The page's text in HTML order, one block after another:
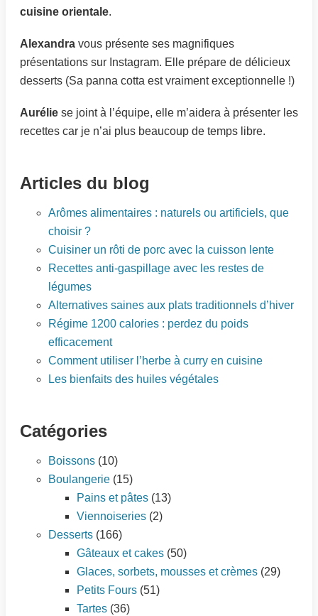
cuisine orientale.
Alexandra vous présente ses magnifiques
présentations sur Instagram. Elle prépare de délicieux
desserts (Sa panna cotta est vraiment exceptionnelle !)
Aurélie se joint à l’équipe, elle m’aidera à présenter les
recettes car je n’ai plus beaucoup de temps libre.
Articles du blog
Arômes alimentaires : naturels ou artificiels, que
choisir ?
Cuisiner un rôti de porc avec la cuisson lente
Recettes anti-gaspillage avec les restes de
légumes
Alternatives saines aux plats traditionnels d’hiver
Régime 1200 calories : perdez du poids
efficacement
Comment utiliser l’herbe à curry en cuisine
Les bienfaits des huiles végétales
Catégories
Boissons (10)
Boulangerie (15)
Pains et pâtes (13)
Viennoiseries (2)
Desserts (166)
Gâteaux et cakes (50)
Glaces, sorbets, mousses et crèmes (29)
Petits Fours (51)
Tartes (36)